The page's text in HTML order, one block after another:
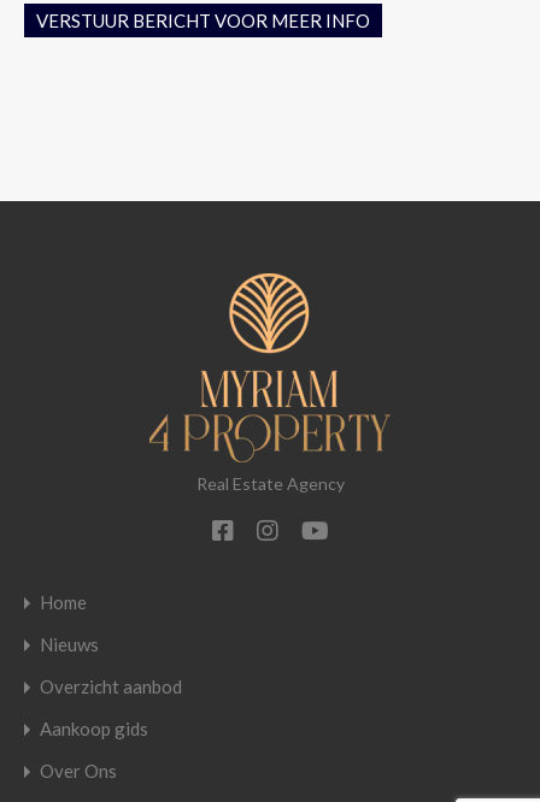
VERSTUUR BERICHT VOOR MEER INFO
Real Estate Agency
Home
Nieuws
Overzicht aanbod
Aankoop gids
Over Ons